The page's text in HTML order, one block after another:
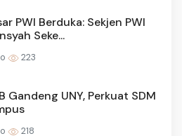
PWI Berduka: Sekjen PWI
Seke...
223
Gandeng UNY, Perkuat SDM
218